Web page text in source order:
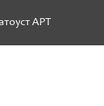
АРТ